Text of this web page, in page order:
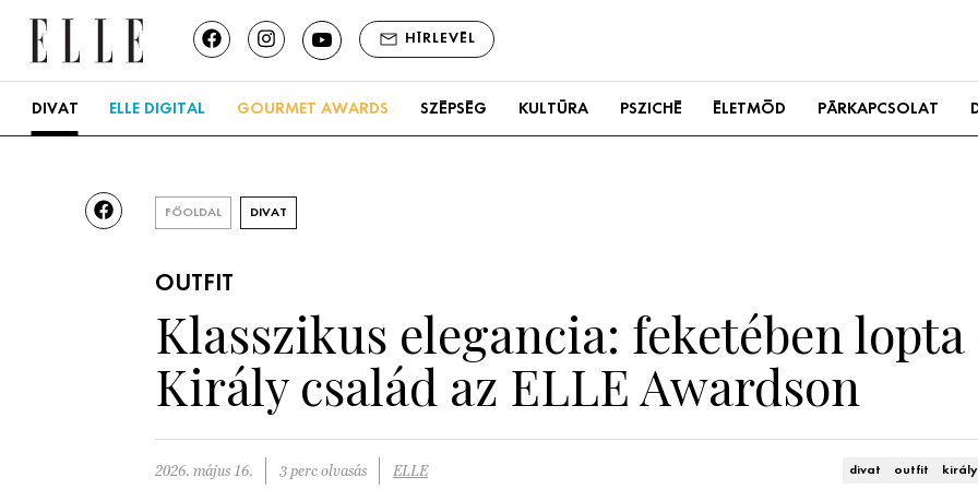
HÍRLEVÉL
DIVAT ELLE DIGITAL GOURMET AWARDS SZÉPSÉG KULTÚRA PSZICHÉ ÉLETMÓD PÁRKAPCSOLAT
FŐOLDAL DIVAT
OUTFIT
Klasszikus elegancia: feketében
Király család az ELLE Awardson
2026. május 16. 3 perc olvasás ELLE divat outfit